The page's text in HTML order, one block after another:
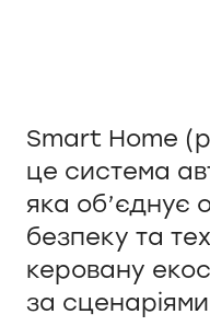
Smart Home
це система
яка об’єднує
безпеку та
керовану
за сценаріями